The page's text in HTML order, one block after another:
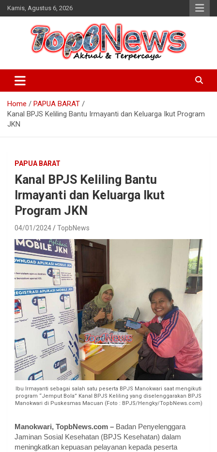
Skip
to
Kamis, Agustus 6, 2026
Home
PAPUA BARAT
Kanal BPJS Keliling Bantu Irmayanti dan Keluarga Ikut Program
JKN
PAPUA BARAT
Kanal BPJS Keliling Bantu
Irmayanti dan Keluarga Ikut
Program JKN
04/01/2024 TopbNews
Ibu Irmayanti sebagai salah satu peserta BPJS Manokwari saat mengikuti
program “Jemput Bola” Kanal BPJS Keliling yang diselenggarakan BPJS
Manokwari di Puskesmas Macuan (Foto : BPJS/Hengky/TopbNews.com)
Manokwari, TopbNews.com – Badan Penyelenggara
Jaminan Sosial Kesehatan (BPJS Kesehatan) dalam
meningkatkan kepuasan pelayanan kepada peserta